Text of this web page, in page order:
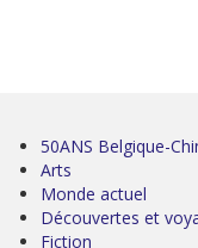
50ANS Belgique-
Arts
Monde actuel
Découvertes et
Fiction